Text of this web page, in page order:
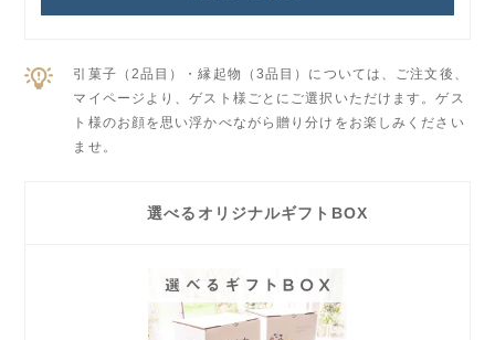
引菓子（2品目）・縁起物（3品目）については、ご注文後、
マイページより、ゲスト様ごとにご選択いただけます。ゲス
ト様のお顔を思い浮かべながら贈り分けをお楽しみください
ませ。
選べるオリジナルギフトBOX